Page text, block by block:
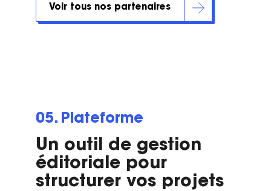
Voir tous nos partenaires
05. Plateforme
Un outil de gestion
éditoriale pour
structurer vos projets